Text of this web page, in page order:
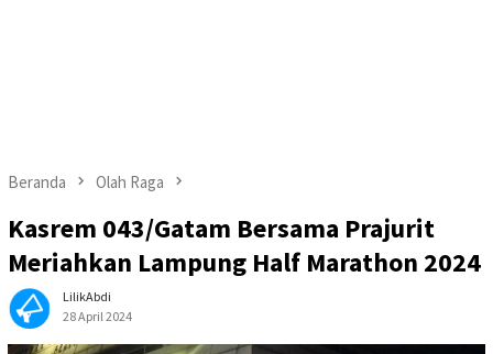
Beranda Olah Raga
Kasrem 043/Gatam Bersama Prajurit
Meriahkan Lampung Half Marathon 2024
LilikAbdi
28 April 2024